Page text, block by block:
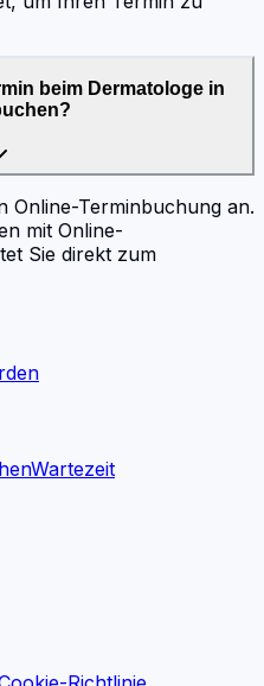
beim Dermatologe in
Online-Terminbuchung an.
mit Online-
Sie direkt zum
Wartezeit